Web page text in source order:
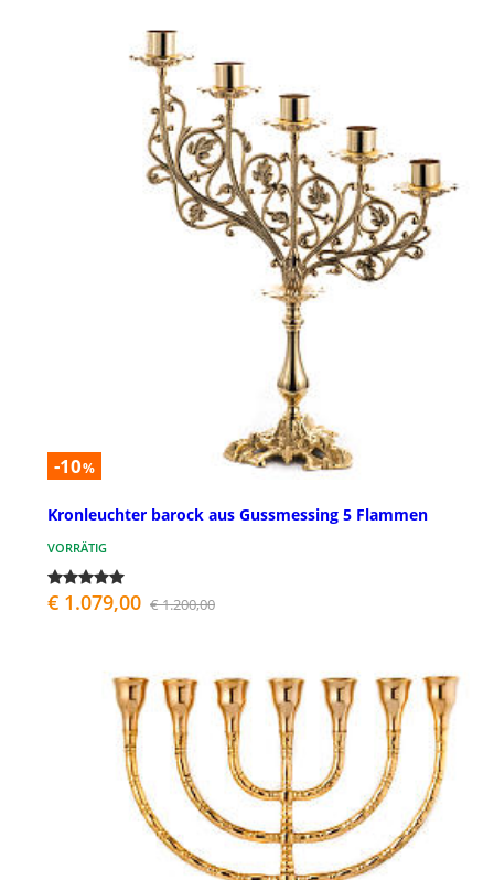
-10%
Kronleuchter barock aus Gussmessing 5 Flammen
VORRÄTIG
€ 1.079,00 € 1.200,00